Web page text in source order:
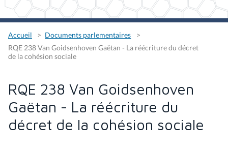
Accueil
Documents parlementaires
RQE 238 Van Goidsenhoven Gaëtan - La réécriture du décret
de la cohésion sociale
RQE 238 Van Goidsenhoven
Gaëtan - La réécriture du
décret de la cohésion sociale